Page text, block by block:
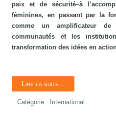
paix et de sécurité–à
féminines, en passant par la
comme un amplificateur
communautés et les
transformation des idées en
Lire la suite...
Catégorie : International